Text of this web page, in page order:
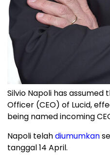
Silvio Napoli has assumed
Officer (CEO) of Lucid,
being named incoming
Napoli telahdiumumkan
tanggal 14 April.